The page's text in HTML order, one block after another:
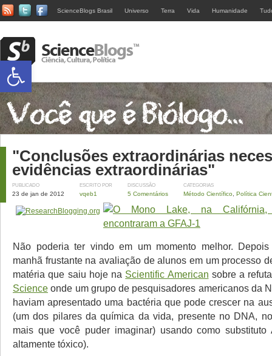
ScienceBlogs Brasil Universo Terra Vida Humanidade
"Conclusões extraordinárias
evidências extraordinárias"
PUBLICADO
23 de jan de 2012
ESCRITO POR
vqeb1
DISCUSSÃO
5 Comentários
CATEGORIAS
Método Científico Política
Não poderia ter vindo em um momento melhor.
manhã frustante na avaliação de alunos em um processo
matéria que saiu hoje na Scientific American sobre a
Science onde um grupo de pesquisadores americanos da
haviam apresentado uma bactéria que pode crescer na
(um dos pilares da química da vida, presente no DNA,
mais que você puder imaginar) usando como substituto
altamente tóxico).
Abrir a barra de ferramentas